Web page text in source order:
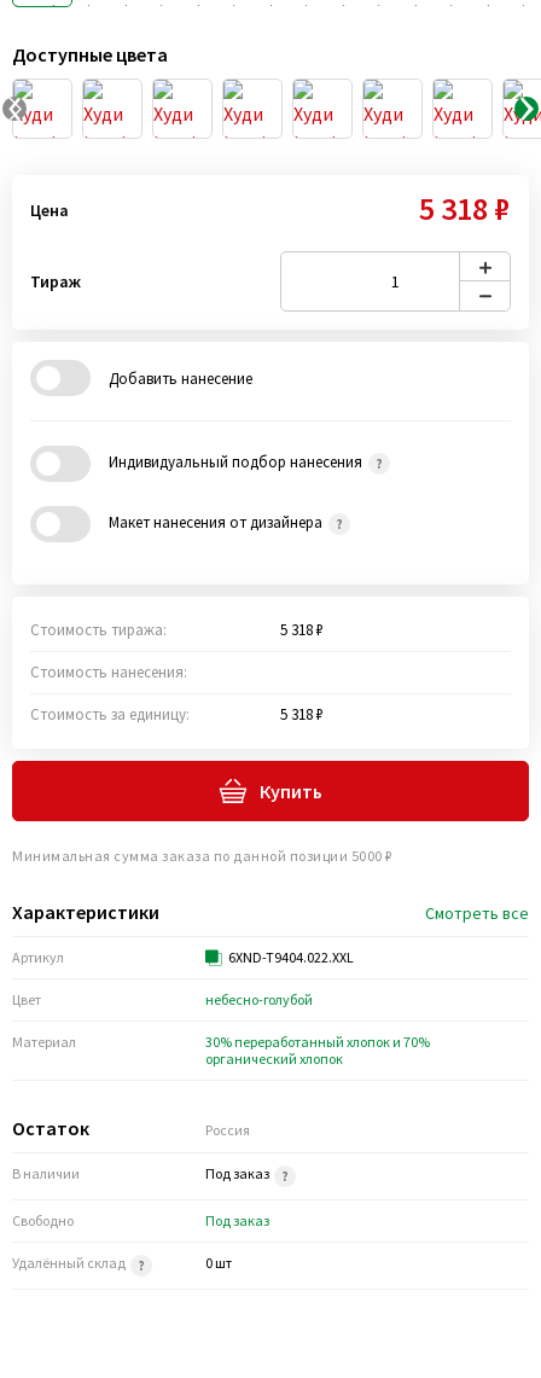
Доступные цвета
Характеристики Смотреть все
Артикул 6XND-T9404.022.XXL
Цвет небесно-голубой
Материал
30% переработанный хлопок и 70%
органический хлопок
Остаток Россия
В наличии Под заказ
Свободно Под заказ
Удалённый склад 0 шт
Цена 5 318 ₽
Тираж
Добавить нанесение
Индивидуальный подбор нанесения
Макет нанесения от дизайнера
Стоимость тиража: 5 318 ₽
Стоимость нанесения:
Стоимость за единицу: 5 318 ₽
Купить
Минимальная сумма заказа по данной позиции 5000 ₽